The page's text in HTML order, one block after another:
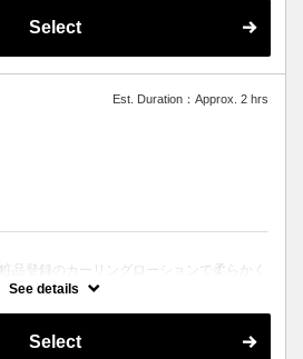
Select
Est. Duration：Approx. 2 hrs
品登録のカーリングローションで柔らかく
かりウェーブまで☆シャンプー、ブロー込
See details
Select